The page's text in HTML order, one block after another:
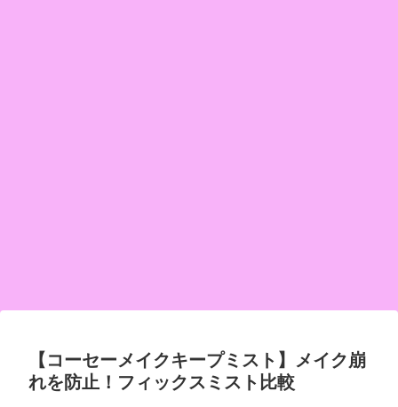
【コーセーメイクキープミスト】メイク崩
れを防止！フィックスミスト比較